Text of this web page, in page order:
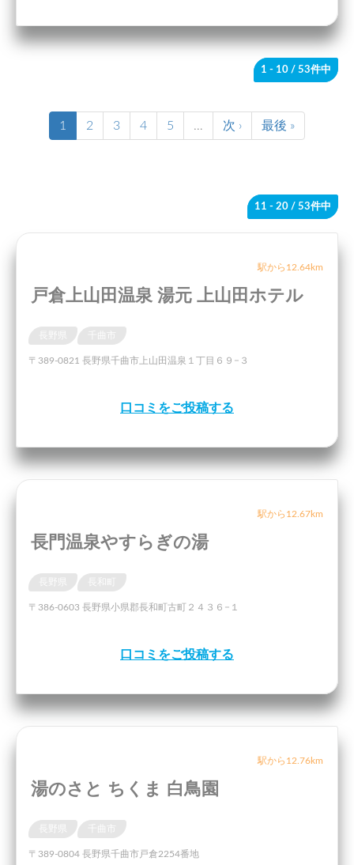
1 - 10 / 53件中
1 2 3 4 5 … 次 › 最後 »
11 - 20 / 53件中
駅から12.64km
戸倉上山田温泉 湯元 上山田ホテル
〒389-0821 長野県千曲市上山田温泉１丁目６９−３
口コミをご投稿する
駅から12.67km
長門温泉やすらぎの湯
〒386-0603 長野県小県郡長和町古町２４３６−１
口コミをご投稿する
駅から12.76km
湯のさと ちくま 白鳥園
〒389-0804 長野県千曲市戸倉2254番地